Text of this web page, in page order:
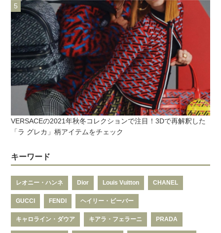
VERSACEの2021年秋冬コレクションで注目！3Dで再解釈した
「ラ グレカ」柄アイテムをチェック
キーワード
レオニー・ハンネ Dior Louis Vuitton CHANEL
GUCCI FENDI ヘイリー・ビーバー
キャロライン・ダウア キアラ・フェラーニ PRADA